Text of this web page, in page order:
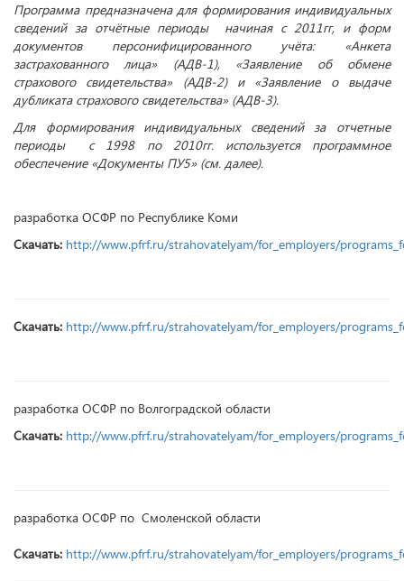
Программа предназначена для формирования индивидуальных
сведений за отчётные периоды начиная с 2011гг, и форм
документов персонифицированного учёта: «Анкета
застрахованного лица» (АДВ-1), «Заявление об обмене
страхового свидетельства» (АДВ-2) и «Заявление о выдаче
дубликата страхового свидетельства» (АДВ-3).
Для формирования индивидуальных сведений за отчетные
периоды с 1998 по 2010гг. используется программное
обеспечение «Документы ПУ5» (см. далее).
разработка ОСФР по Республике Коми
Cкачать: http://www.pfrf.ru/strahovatelyam/for_employers/
Скачать: http://www.pfrf.ru/strahovatelyam/for_employers/
разработка ОСФР по Волгоградской области
Скачать: http://www.pfrf.ru/strahovatelyam/for_employers/
разработка ОСФР по Смоленской области
Скачать: http://www.pfrf.ru/strahovatelyam/for_employers/